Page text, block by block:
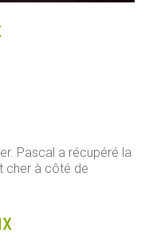
Pascal a récupéré la
cher à côté de